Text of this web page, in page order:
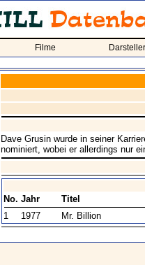
Filme Darsteller
Dave Grusin wurde in seiner
nominiert, wobei er allerdings nur
No. Jahr
Titel
1
1977 Mr. Billion